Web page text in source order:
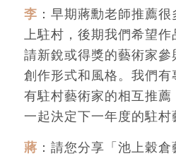
李 ：早期蔣勳老師推薦
上駐村，後期我們希望
請新銳或得獎的藝術家
創作形式和風格。我們
有駐村藝術家的相互推
一起決定下一年度的駐村
蔣 ：請您分享「池上穀